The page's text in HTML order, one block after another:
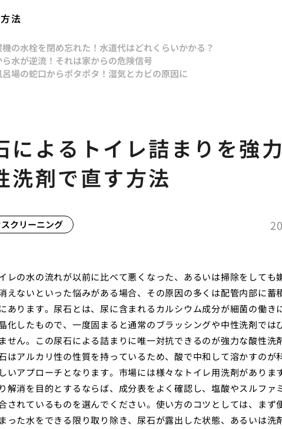
法
機の水栓を閉め忘れた！水道代はどれくらいかかる？
水が逆流！それは家からの危険信号
呂場の蛇口からポタポタ！湿気とカビの原因に
によるトイレ詰まりを強
洗剤で直す方法
クリーニング
レの水の流れが以前に比べて悪くなった、あるいは掃除をしても
えないといった悩みがある場合、その原因の多くは配管内部に蓄
あります。尿石とは、尿に含まれるカルシウム成分が細菌の働き
化したもので、一度固まると通常のブラッシングや中性洗剤では
せん。この尿石による詰まりに唯一対抗できるのが強力な酸性洗
はアルカリ性の性質を持っているため、酸で中和して溶かすのが
いアプローチとなります。市場には様々なトイレ用洗剤がありま
解消を目的とするならば、成分表をよく確認し、塩酸やスルファ
されているものを選んでください。使い方のコツとしては、まず
った水をできる限り取り除き、尿石が露出した状態、あるいは洗